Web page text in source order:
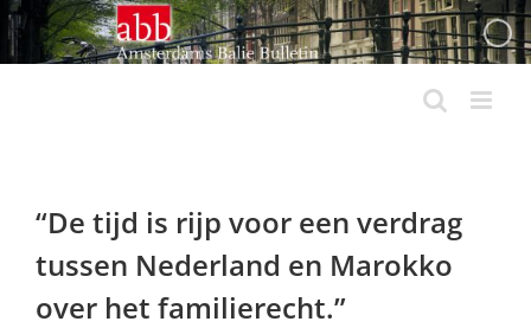
Ga
naar
inhoud
“De tijd is rijp voor een verdrag
tussen Nederland en Marokko
over het familierecht.”